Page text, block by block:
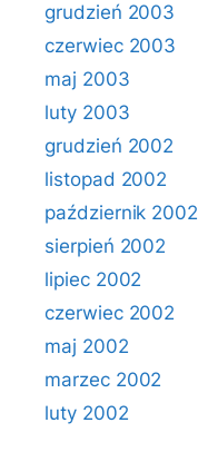
grudzień 2003
czerwiec 2003
maj 2003
luty 2003
grudzień 2002
listopad 2002
październik 2002
sierpień 2002
lipiec 2002
czerwiec 2002
maj 2002
marzec 2002
luty 2002